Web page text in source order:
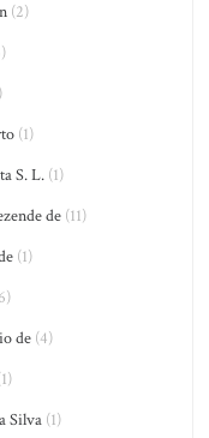
(2)
(1)
S. L.(1)
de (11)
(1)
de (4)
Silva(1)